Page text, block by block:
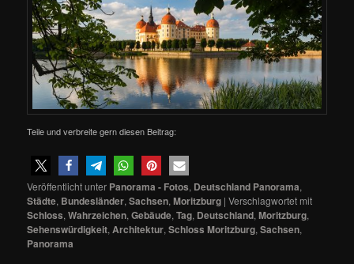
Teile und verbreite gern diesen Beitrag:
Veröffentlicht unter Panorama - Fotos, Deutschland Panorama,
Städte, Bundesländer,Sachsen,Moritzburg |Verschlagwortet mit
Schloss,Wahrzeichen,Gebäude,Tag, Deutschland,Moritzburg,
Sehenswürdigkeit,Architektur,Schloss Moritzburg,Sachsen,
Panorama